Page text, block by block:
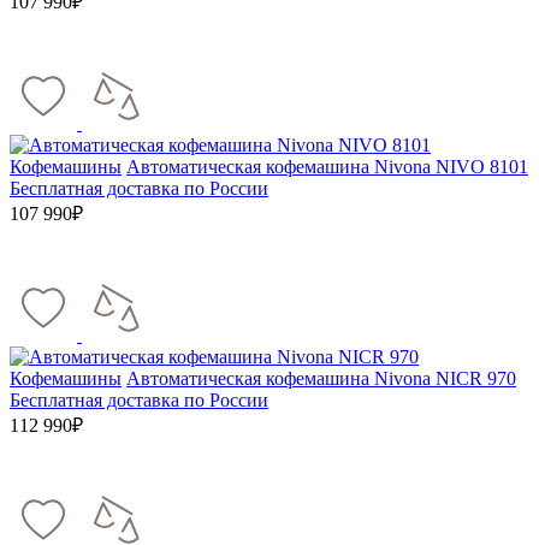
Кофемашины Автоматическая кофемашина Nivona NIVO 8101
Бесплатная доставка по России
107 990₽
Кофемашины Автоматическая кофемашина Nivona NICR 970
Бесплатная доставка по России
112 990₽